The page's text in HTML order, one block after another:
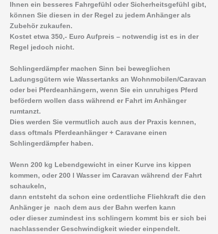
Ihnen ein besseres Fahrgefühl oder Sicherheitsgefühl gibt,
können Sie diesen in der Regel zu jedem Anhänger als
Zubehör zukaufen.
Kostet etwa 350,- Euro Aufpreis – notwendig ist es in der
Regel jedoch nicht.
Schlingerdämpfer machen Sinn bei beweglichen
Ladungsgütern wie Wassertanks an Wohnmobilen/Caravan
oder bei Pferdeanhängern, wenn Sie ein unruhiges Pferd
befördern wollen dass während er Fahrt im Anhänger
rumtanzt.
Dies werden Sie vermutlich auch aus der Praxis kennen,
dass oftmals Pferdeanhänger + Caravane einen
Schlingerdämpfer haben.
Wenn 200 kg Lebendgewicht in einer Kurve ins kippen
kommen, oder 200 l Wasser im Caravan während der Fahrt
schaukeln,
dann entsteht da schon eine ordentliche Fliehkraft die den
Anhänger je nach dem aus der Bahn werfen kann
oder dieser zumindest ins schlingern kommt bis er sich bei
nachlassender Geschwindigkeit wieder einpendelt.